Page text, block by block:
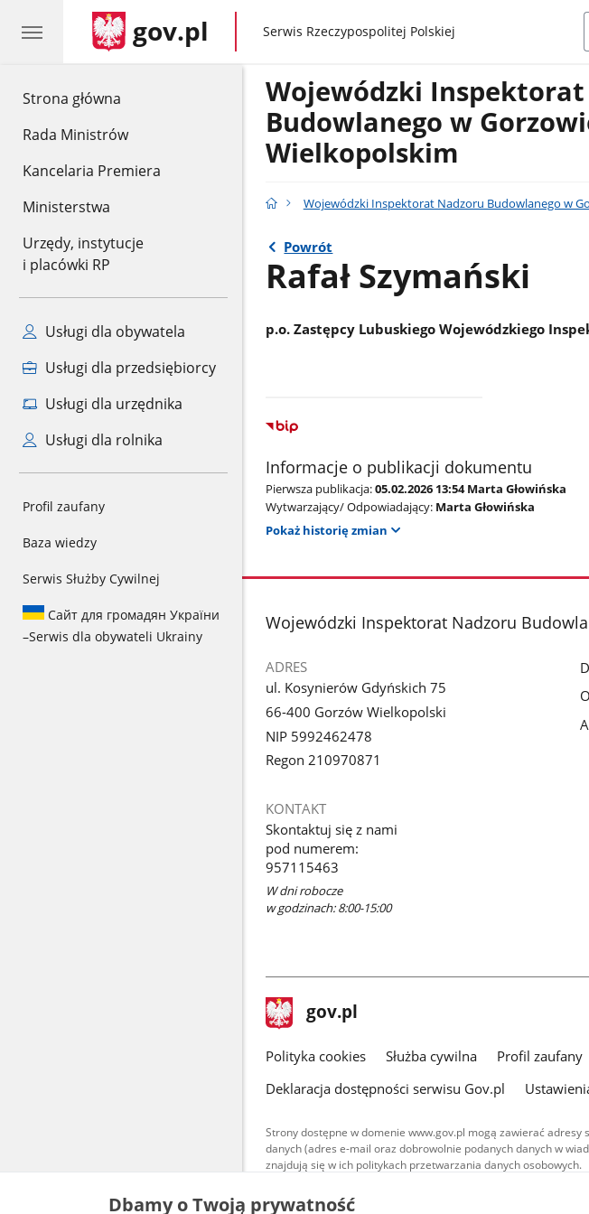
Strona główna
Rada Ministrów
Kancelaria Premiera
Ministerstwa
Urzędy, instytucje
i placówki RP
Usługi dla obywatela
Usługi dla przedsiębiorcy
Usługi dla urzędnika
Usługi dla rolnika
Profil zaufany
Baza wiedzy
Serwis Służby Cywilnej
Сайт для громадян України
–Serwis dla obywateli Ukrainy
gov.pl gov.pl
Serwis Rzeczypospolitej Polskiej
Wojewódzki
Budowlanego w
Wielkopolskim
Wojewódzki Inspektorat Nadzoru Budowlanego w
Powrót
Rafał Szymański
p.o. Zastępcy Lubuskiego Wojewódzkiego
Informacje o publikacji dokumentu
Pierwsza publikacja:05.02.2026 13:54 Marta Głowińska
Wytwarzający/ Odpowiadający: Marta Głowińska
Pokaż historię zmian
stopka
Wojewódzki Inspektorat Nadzoru
ADRES
ul. Kosynierów Gdyńskich 75
66-400 Gorzów Wielkopolski
NIP 5992462478
Regon 210970871
KONTAKT
Skontaktuj się z nami
pod numerem:
957115463
W dni robocze
w godzinach: 8:00-15:00
stopka
gov.pl Strona
gov.pl
gov.pl
Polityka cookies Służba cywilna Profil zaufany
Deklaracja dostępności serwisu Gov.pl
Strony dostępne w domenie www.gov.pl mogą zawierać
danych (adres e-mail oraz dobrowolnie podanych danych w
znajdują się w ich politykach przetwarzania danych osobowych.
Treści tekstowe publikowane w serwisie (z
Dbamy o Twoją prywatność